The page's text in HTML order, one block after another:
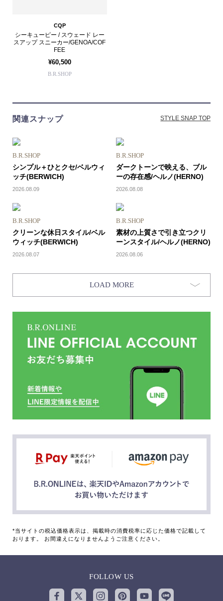
CQP
シーキューピー / スウェード レー
スアップ スニーカー/GENOA/COF
FEE
¥60,500
B.R.SHOP
関連スナップ STYLE SNAP TOP
B.R.SHOP
シンプル＋ひとクセ/ベルウィ
ッチ(BERWICH)
2026.08.09
B.R.SHOP
ダークトーンで映える、ブル
ーの存在感/ヘルノ(HERNO)
2026.08.08
B.R.SHOP
クリーンな休日スタイル/ベル
ウィッチ(BERWICH)
2026.08.07
B.R.SHOP
素材の上質さで引き立つクリ
ーンスタイル/ヘルノ(HERNO)
2026.08.06
LOAD MORE
*当サイトの税込価格表示は、掲載時の消費税率に応じた価格で記載して
おります。 お間違えになりませんようご注意ください。
FOLLOW US